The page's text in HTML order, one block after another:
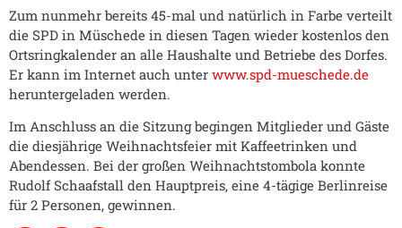
Zum nunmehr bereits 45-mal und natürlich in Farbe verteilt
die SPD in Müschede in diesen Tagen wieder kostenlos den
Ortsringkalender an alle Haushalte und Betriebe des Dorfes.
Er kann im Internet auch unter www.spd-mueschede.de
heruntergeladen werden.
Im Anschluss an die Sitzung begingen Mitglieder und Gäste
die diesjährige Weihnachtsfeier mit Kaffeetrinken und
Abendessen. Bei der großen Weihnachtstombola konnte
Rudolf Schaafstall den Hauptpreis, eine 4-tägige Berlinreise
für 2 Personen, gewinnen.